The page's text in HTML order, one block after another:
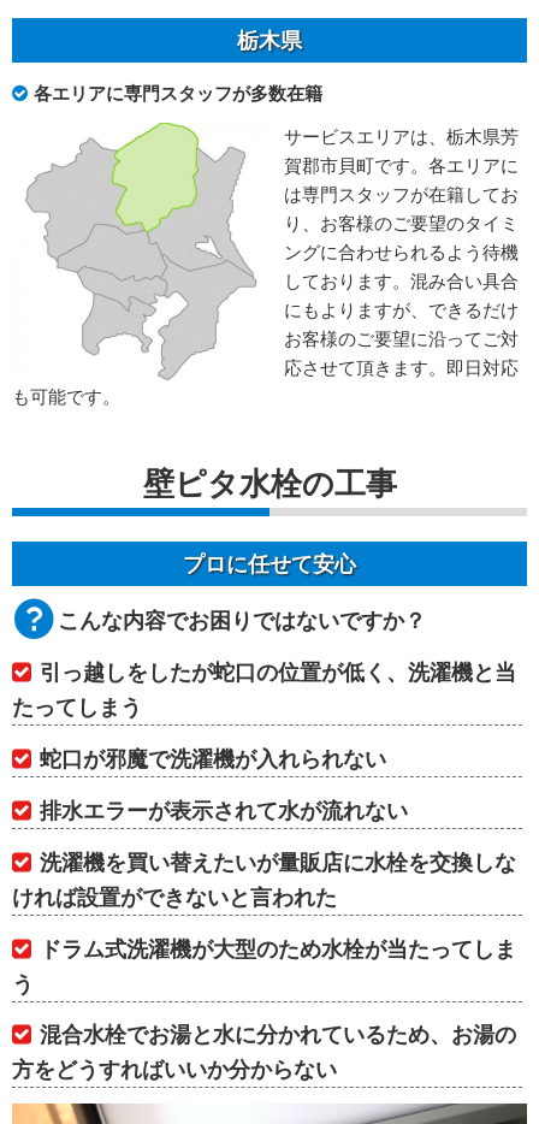
栃木県
各エリアに専門スタッフが多数在籍
サービスエリアは、栃木県芳
賀郡市貝町です。各エリアに
は専門スタッフが在籍してお
り、お客様のご要望のタイミ
ングに合わせられるよう待機
しております。混み合い具合
にもよりますが、できるだけ
お客様のご要望に沿ってご対
応させて頂きます。即日対応
も可能です。
壁ピタ水栓の工事
プロに任せて安心
こんな内容でお困りではないですか？
引っ越しをしたが蛇口の位置が低く、洗濯機と当
たってしまう
蛇口が邪魔で洗濯機が入れられない
排水エラーが表示されて水が流れない
洗濯機を買い替えたいが量販店に水栓を交換しな
ければ設置ができないと言われた
ドラム式洗濯機が大型のため水栓が当たってしま
う
混合水栓でお湯と水に分かれているため、お湯の
方をどうすればいいか分からない